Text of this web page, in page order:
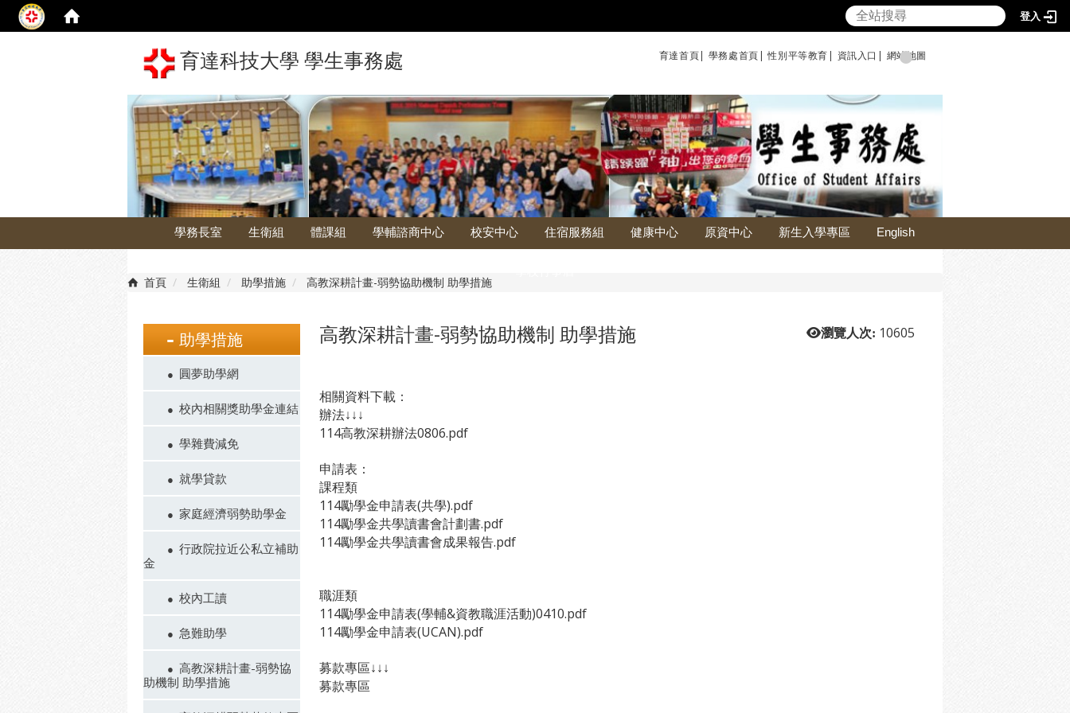
登入
育達科技大學 學生事務處 育達首頁| 學務處首頁| 性別平等教育 | 資訊入口| 網站地圖
學務長室 生衛組 體課組 學輔諮商中心 校安中心 住宿服務組 健康中心 原資中心 新生入學專區 English
首頁 生衛組 助學措施 高教深耕計畫-弱勢協助機制 助學措施
助學措施
圓夢助學網
校內相關獎助學金連結
學雜費減免
就學貸款
家庭經濟弱勢助學金
行政院拉近公私立補助
金
校內工讀
急難助學
高教深耕計畫-弱勢協
助機制 助學措施
瀏覽人次: 10605
高教深耕計畫-弱勢協助機制 助學措施
相關資料下載：
辦法↓↓↓
114高教深耕辦法0806.pdf
申請表：
課程類
114勵學金申請表(共學).pdf
114勵學金共學讀書會計劃書.pdf
114勵學金共學讀書會成果報告.pdf
職涯類
114勵學金申請表(學輔&資教職涯活動)0410.pdf
114勵學金申請表(UCAN).pdf
募款專區↓↓↓
募款專區